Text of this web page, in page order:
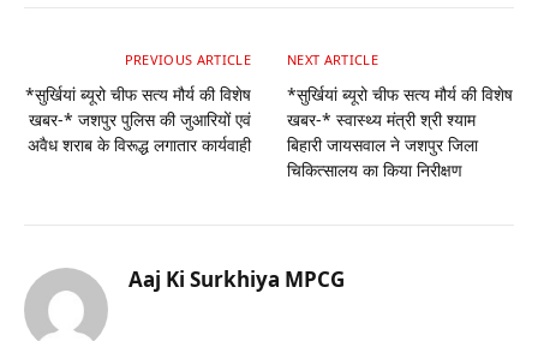
PREVIOUS ARTICLE
*सुर्खियां ब्यूरो चीफ सत्य मौर्य की विशेष
खबर-* जशपुर पुलिस की जुआरियों एवं
अवैध शराब के विरूद्ध लगातार कार्यवाही
NEXT ARTICLE
*सुर्खियां ब्यूरो चीफ सत्य मौर्य की विशेष
खबर-* स्वास्थ्य मंत्री श्री श्याम
बिहारी जायसवाल ने जशपुर जिला
चिकित्सालय का किया निरीक्षण
Aaj Ki Surkhiya MPCG